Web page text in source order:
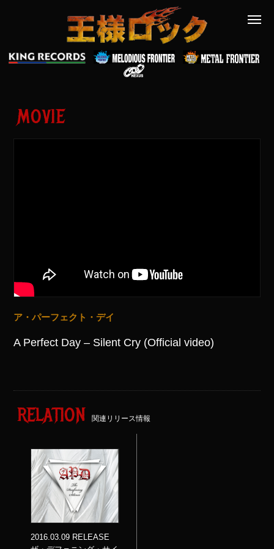
MOVIE
ア・パーフェクト・デイ
A Perfect Day – Silent Cry (Official video)
RELATION 関連リリース情報
2016.03.09 RELEASE